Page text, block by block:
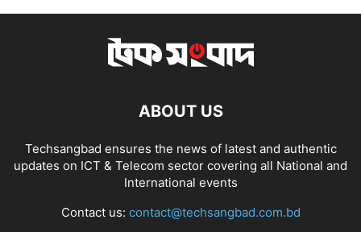
ABOUT US
Techsangbad ensures the news of latest and authentic
updates on ICT & Telecom sector covering all National and
International events
Contact us: contact@techsangbad.com.bd